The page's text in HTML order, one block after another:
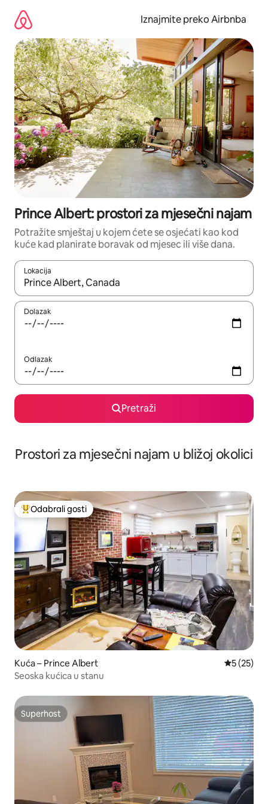
sadržaj
Iznajmite preko Airbnba
Prince Albert: prostori za mjesečni najam
Potražite smještaj u kojem ćete se osjećati kao kod
kuće kad planirate boravak od mjesec ili više dana.
Lokacija
Kada budu dostupni rezultati, moći ćete ih pregledati
Dolazak
Odlazak
Pretraži
Prostori za mjesečni najam u bližoj okolici
Među najviše rangiranima s oznakom „Odabrali gosti”
Odabrali gosti
Kuća – Prince Albert Prosječna
5 (25)
Seoska kućica u stanu
Superhost
Superhost